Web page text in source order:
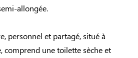
allongée.
personnel et partagé, situé à
comprend une toilette sèche et